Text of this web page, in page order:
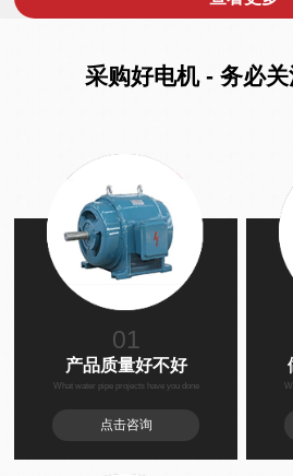
采购好电机 - 务必
01
产品质量好不好
What water pipe projects have you done
点击咨询